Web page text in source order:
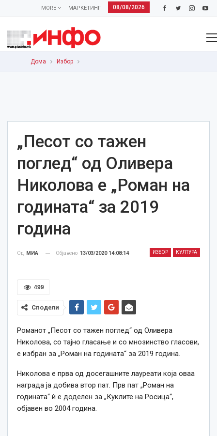
08/08/2026
МАРКЕТИНГ
MORE
Дома Избор
„Песот со тажен
поглед“ од Оливера
Николова e „Роман на
годината“ за 2019
година
ИЗБОР КУЛТУРА
Од МИА Објавено 13/03/2020 14:08:14
499
Сподели
Романот „Песот со тажен поглед“ од Оливера
Николова, со тајно гласање и со мнозинство гласови,
е избран за „Роман на годината“ за 2019 година.
Николова е прва од досегашните лауреати која оваа
награда ја добива втор пат. Прв пат „Роман на
годината“ ѝ е доделен за „Куклите на Росица“,
објавен во 2004 година.